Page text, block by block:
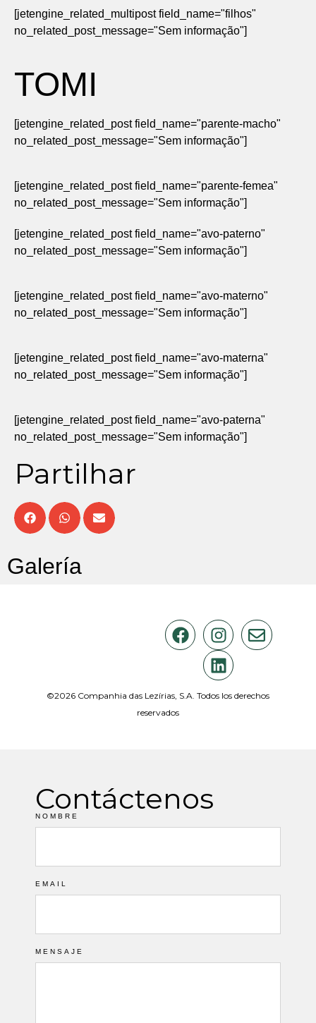
[jetengine_related_multipost field_name="filhos"
no_related_post_message="Sem informação"]
TOMI
[jetengine_related_post field_name="parente-macho"
no_related_post_message="Sem informação"]
[jetengine_related_post field_name="parente-femea"
no_related_post_message="Sem informação"]
[jetengine_related_post field_name="avo-paterno"
no_related_post_message="Sem informação"]
[jetengine_related_post field_name="avo-materno"
no_related_post_message="Sem informação"]
[jetengine_related_post field_name="avo-materna"
no_related_post_message="Sem informação"]
[jetengine_related_post field_name="avo-paterna"
no_related_post_message="Sem informação"]
Partilhar
Galería
©2026 Companhia das Lezírias, S.A. Todos los derechos
reservados
Contáctenos
NOMBRE
EMAIL
MENSAJE